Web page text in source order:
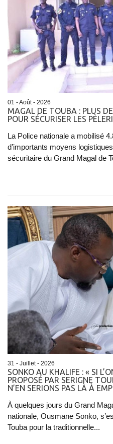
01 - Août - 2026
MAGAL DE TOUBA : PLUS
POUR SÉCURISER LES
La Police nationale a mobilisé
d’importants moyens
sécuritaire du Grand Magal de
31 - Juillet - 2026
SONKO AU KHALIFE : « SI
PROPOSÉ PAR SERIGNE
N’EN SERIONS PAS LÀ À
À quelques jours du Grand
nationale, Ousmane Sonko,
Touba pour la traditionnelle...